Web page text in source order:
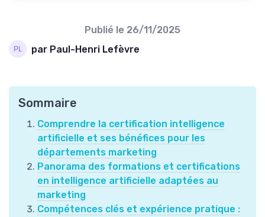
Publié le 26/11/2025
par Paul-Henri Lefèvre
Sommaire
Comprendre la certification intelligence
artificielle et ses bénéfices pour les
départements marketing
Panorama des formations et certifications
en intelligence artificielle adaptées au
marketing
Compétences clés et expérience pratique :